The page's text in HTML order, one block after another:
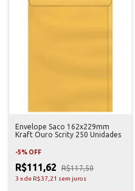
Envelope Saco 162x229mm
Kraft Ouro Scrity 250 Unidades
-5% OFF
R$111,62 R$117,50
3 xde R$37,21 sem juros